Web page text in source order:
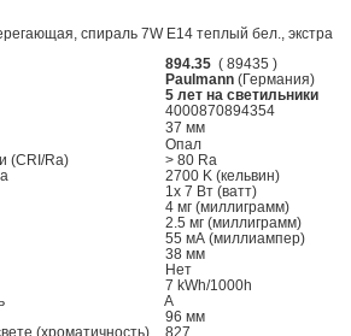
спираль 7W E14 теплый бел., экстра
894.35 ( 89435 )
Paulmann (Германия)
5 лет на светильники
4000870894354
37 мм
Опал
(CRI/Ra)
> 80 Ra
2700 K (кельвин)
1x 7 Вт (ватт)
4 мг (миллиграмм)
2.5 мг (миллиграмм)
55 мА (миллиампер)
38 мм
Нет
7 kWh/1000h
A
96 мм
(хроматичность)
827